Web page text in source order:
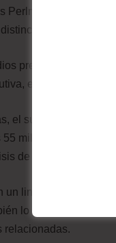
Perlmann, secretario
premiados en
en Leipzig.
el sueco también es
millones que se
de datos científicos.
un linaje familiar
lo había
relacionadas.